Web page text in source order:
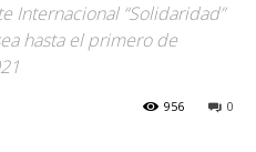
Internacional “Solidaridad”
hasta el primero de
0
956